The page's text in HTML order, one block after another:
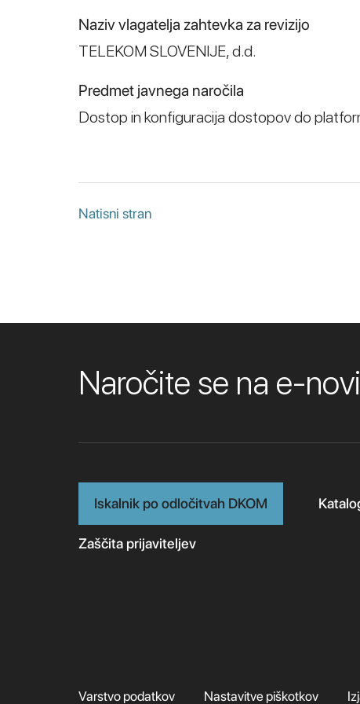
Naziv vlagatelja zahtevka za revizijo
TELEKOM SLOVENIJE, d.d.
Predmet javnega naročila
Dostop in konfiguracija dostopov do
Natisni stran
Naročite se na e-
Iskalnik po odločitvah DKOM
Zaščita prijaviteljev
Varstvo podatkov Nastavitve piškotkov